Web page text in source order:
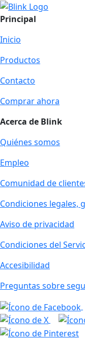
Principal
Inicio
Productos
Contacto
Comprar ahora
Acerca de Blink
Quiénes somos
Empleo
Comunidad de
Condiciones legales,
Aviso de privacidad
Condiciones del
Accesibilidad
Preguntas sobre